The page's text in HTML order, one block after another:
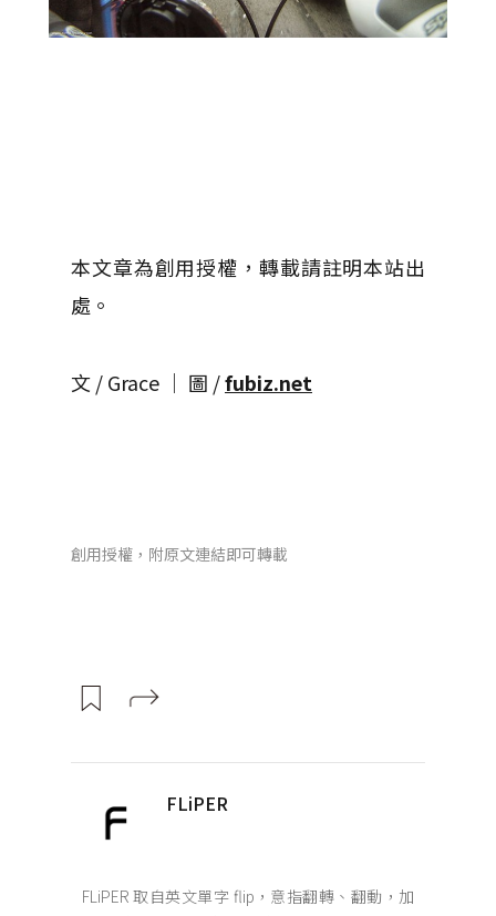
本文章為創用授權，轉載請註明本站出
處。
文 / Grace │ 圖 /fubiz.net
創用授權，附原文連結即可轉載
FLiPER
FLiPER 取自英文單字 flip，意指翻轉、翻動，加